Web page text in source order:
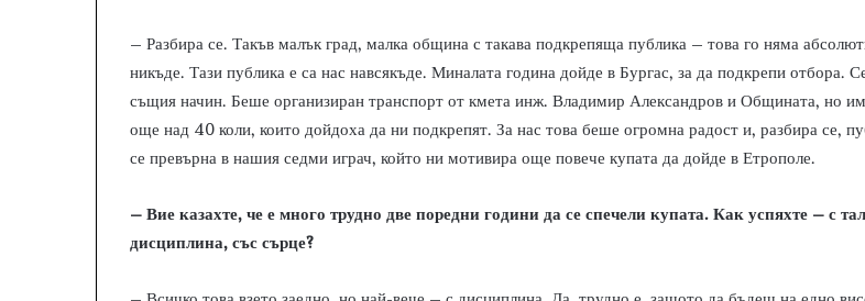
– Разбира се. Такъв малък град, малка община с такава подкрепяща публика – това го няма
никъде. Тази публика е са нас навсякъде. Миналата година дойде в Бургас, за да подкрепи отбора.
същия начин. Беше организиран транспорт от кмета инж. Владимир Александров и Общината, но
още над 40 коли, които дойдоха да ни подкрепят. За нас това беше огромна радост и, разбира се,
се превърна в нашия седми играч, който ни мотивира още повече купата да дойде в Етрополе.
– Вие казахте, че е много трудно две поредни години да се спечели купата. Как успяхте – с
дисциплина, със сърце?